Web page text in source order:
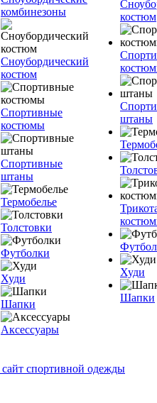
комбинезоны
Сноубордический
костюм
Спортивные
костюмы
Спортивные
штаны
Термобелье
Толстовки
Футболки
Худи
Шапки
Аксессуары
костюм
штаны
Худи
Шапки